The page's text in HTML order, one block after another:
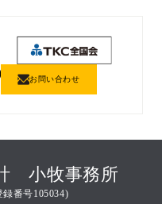
お問い合わせ
小牧事務所
番号105034)